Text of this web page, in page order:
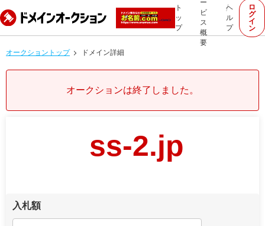
ト
ッ
プ
ー
ビ
ス
概
要
ヘ
ル
プ
ロ
グ
イ
ン
オークショントップ ドメイン詳細
オークションは終了しました。
ss-2.jp
入札額